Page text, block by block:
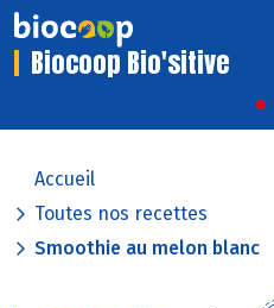
Biocoop Bio'sitive
Accueil
Toutes nos recettes
Smoothie au melon blanc